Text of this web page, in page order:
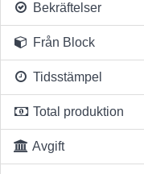
Bekräftelser
Från Block
Tidsstämpel
Total produktion
Avgift